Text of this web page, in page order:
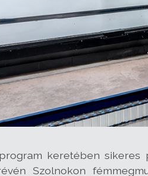
keretében
Szolnokon